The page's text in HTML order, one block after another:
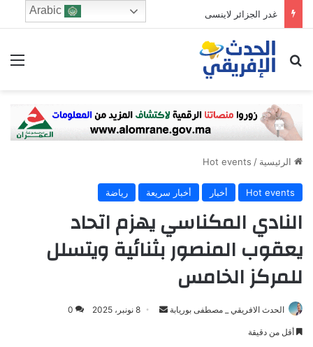
في 24 ساعة.. كروزيرو البرازيلي يستعير 3 لاعبين من الدوري السعودي في صفقة غير مسبوقة
ابحث عن
الرئيسية /
Hot events
Hot events أخبار أخبار سريعة رياضة
النادي المكناسي يهزم اتحاد
يعقوب المنصور بثنائية ويتسلل
للمركز الخامس
الحدث الافريقي _ مصطفى بوريابة
Send8 نونبر، 2025 0
أقل من دقيقة
Arabic